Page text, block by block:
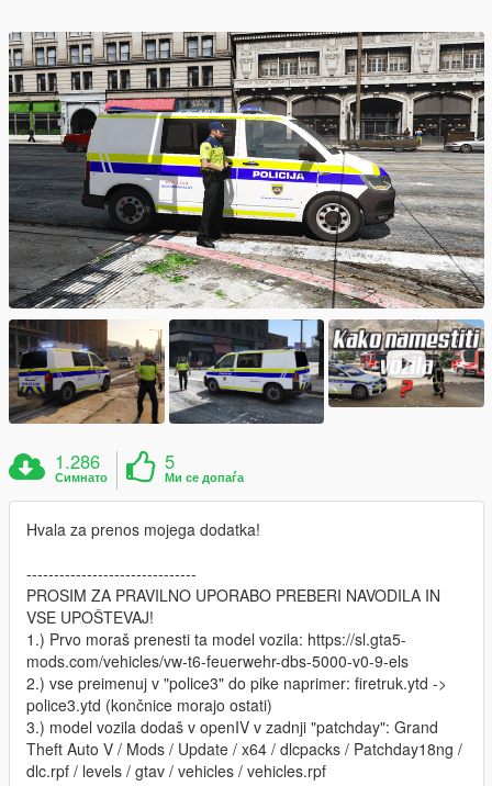
1.286
Симнато
5
Ми се допаѓа
Hvala za prenos mojega dodatka!
-------------------------------
PROSIM ZA PRAVILNO UPORABO PREBERI NAVODILA IN
VSE UPOŠTEVAJ!
1.) Prvo moraš prenesti ta model vozila: https://sl.gta5-
mods.com/vehicles/vw-t6-feuerwehr-dbs-5000-v0-9-els
2.) vse preimenuj v "police3" do pike naprimer: firetruk.ytd ->
police3.ytd (končnice morajo ostati)
3.) model vozila dodaš v openIV v zadnji "patchday": Grand
Theft Auto V / Mods / Update / x64 / dlcpacks / Patchday18ng /
dlc.rpf / levels / gtav / vehicles / vehicles.rpf